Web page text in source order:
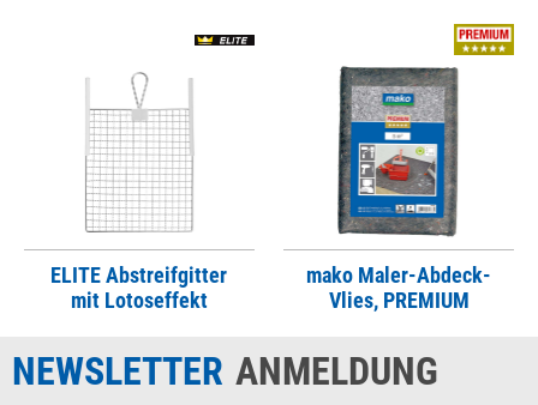
ELITE Abstreifgitter
mit Lotoseffekt
mako Maler-Abdeck-
Vlies, PREMIUM
NEWSLETTER ANMELDUNG